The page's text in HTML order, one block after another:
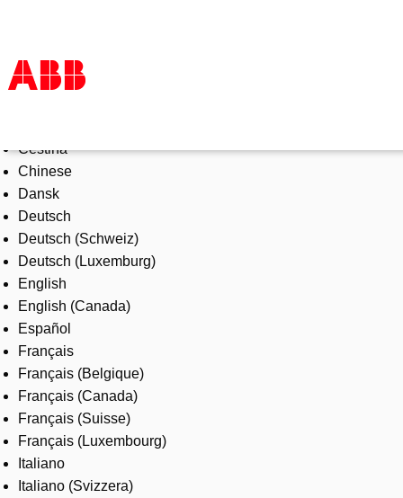
Products & Solutions
Industries
Services
About us
Where to buy
Contact us
Careers
Čeština
Chinese
Dansk
Deutsch
Deutsch (Schweiz)
Deutsch (Luxemburg)
English
English (Canada)
Español
Français
Français (Belgique)
Français (Canada)
Français (Suisse)
Français (Luxembourg)
Italiano
Italiano (Svizzera)